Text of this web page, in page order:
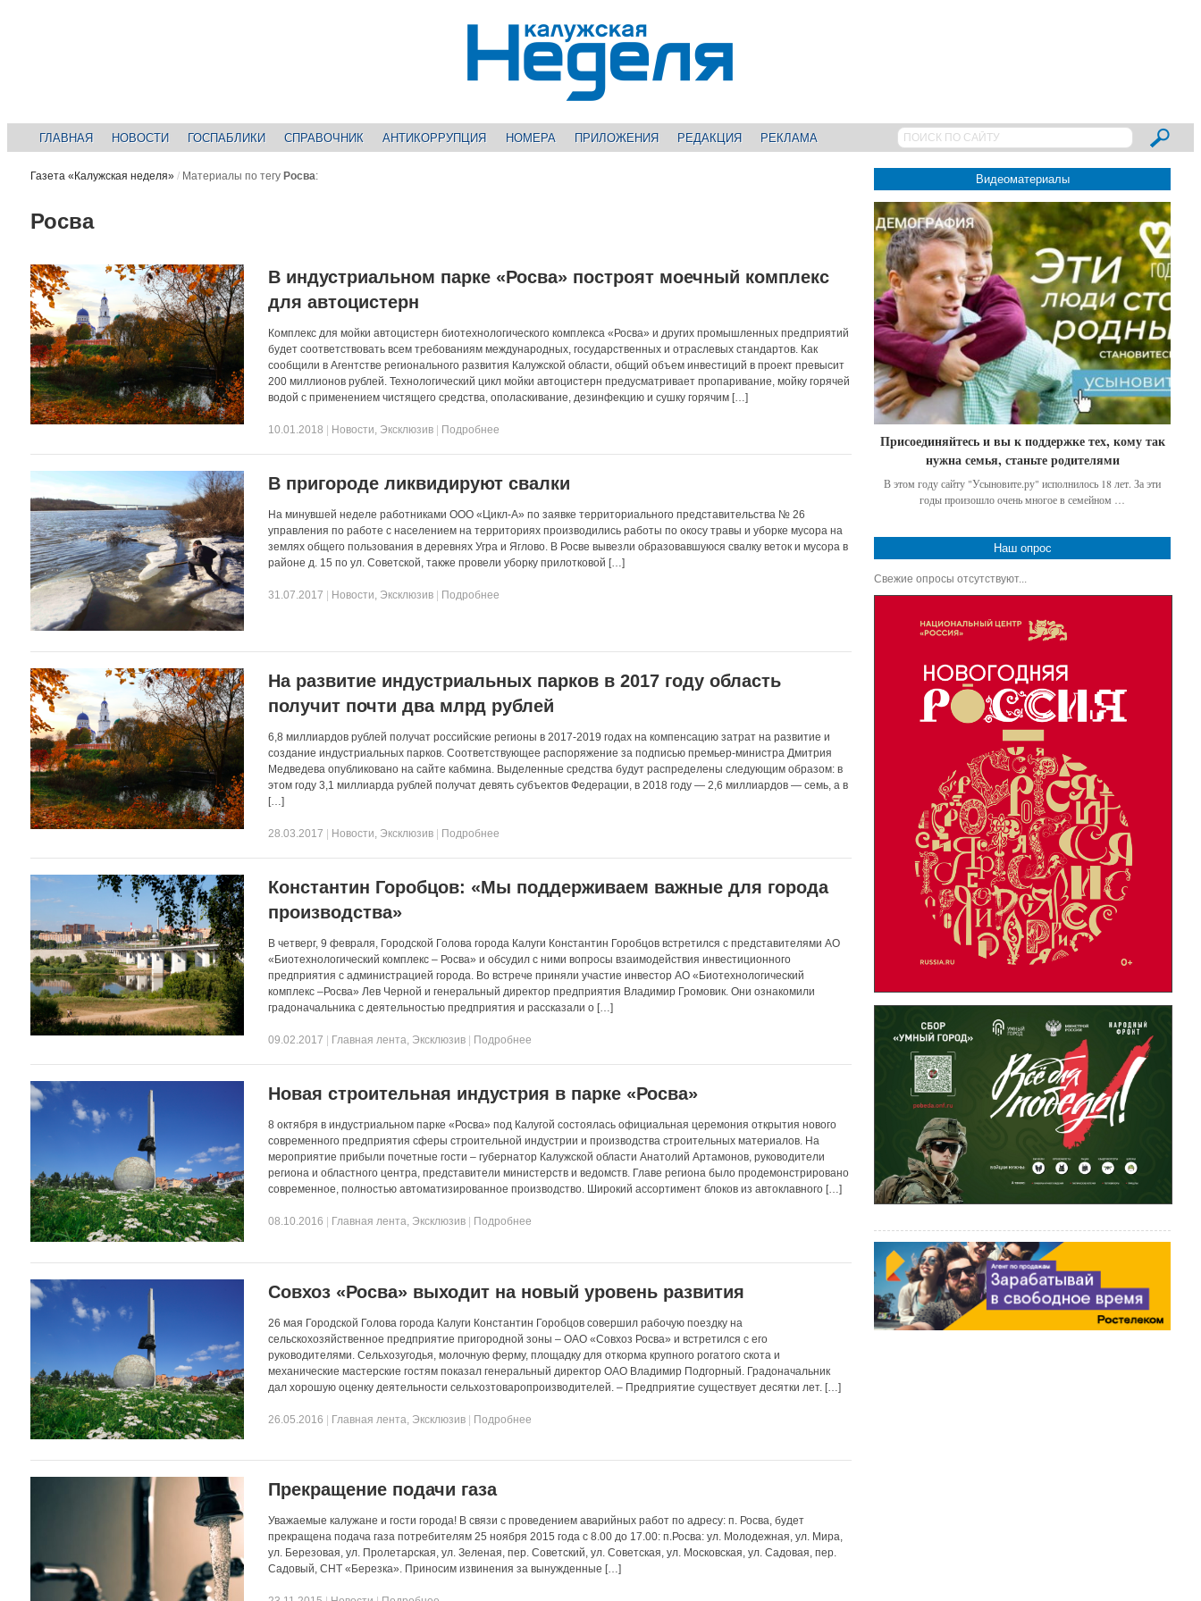
ГЛАВНАЯ НОВОСТИ ГОСПАБЛИКИ СПРАВОЧНИК АНТИКОРРУПЦИЯ НОМЕРА ПРИЛОЖЕНИЯ РЕДАКЦИЯ РЕКЛАМА
Газета «Калужская неделя» / Материалы по тегу Росва:
Росва
В индустриальном парке «Росва» построят моечный комплекс
для автоцистерн
Комплекс для мойки автоцистерн биотехнологического комплекса «Росва» и других промышленных предприятий
будет соответствовать всем требованиям международных, государственных и отраслевых стандартов. Как
сообщили в Агентстве регионального развития Калужской области, общий объем инвестиций в проект превысит
200 миллионов рублей. Технологический цикл мойки автоцистерн предусматривает пропаривание, мойку горячей
водой с применением чистящего средства, ополаскивание, дезинфекцию и сушку горячим […]
10.01.2018 Новости, Эксклюзив Подробнее
В пригороде ликвидируют свалки
На минувшей неделе работниками ООО «Цикл-А» по заявке территориального представительства № 26
управления по работе с населением на территориях производились работы по окосу травы и уборке мусора на
землях общего пользования в деревнях Угра и Яглово. В Росве вывезли образовавшуюся свалку веток и мусора в
районе д. 15 по ул. Советской, также провели уборку прилотковой […]
31.07.2017 Новости, Эксклюзив Подробнее
На развитие индустриальных парков в 2017 году область
получит почти два млрд рублей
6,8 миллиардов рублей получат российские регионы в 2017-2019 годах на компенсацию затрат на развитие и
создание индустриальных парков. Соответствующее распоряжение за подписью премьер-министра Дмитрия
Медведева опубликовано на сайте кабмина. Выделенные средства будут распределены следующим образом: в
этом году 3,1 миллиарда рублей получат девять субъектов Федерации, в 2018 году — 2,6 миллиардов — семь, а в
[…]
28.03.2017 Новости, Эксклюзив Подробнее
Константин Горобцов: «Мы поддерживаем важные для города
производства»
В четверг, 9 февраля, Городской Голова города Калуги Константин Горобцов встретился с представителями АО
«Биотехнологический комплекс – Росва» и обсудил с ними вопросы взаимодействия инвестиционного
предприятия с администрацией города. Во встрече приняли участие инвестор АО «Биотехнологический
комплекс –Росва» Лев Черной и генеральный директор предприятия Владимир Громовик. Они ознакомили
градоначальника с деятельностью предприятия и рассказали о […]
09.02.2017 Главная лента, Эксклюзив Подробнее
Новая строительная индустрия в парке «Росва»
8 октября в индустриальном парке «Росва» под Калугой состоялась официальная церемония открытия нового
современного предприятия сферы строительной индустрии и производства строительных материалов. На
мероприятие прибыли почетные гости – губернатор Калужской области Анатолий Артамонов, руководители
региона и областного центра, представители министерств и ведомств. Главе региона было продемонстрировано
современное, полностью автоматизированное производство. Широкий ассортимент блоков из автоклавного […]
08.10.2016 Главная лента, Эксклюзив Подробнее
Совхоз «Росва» выходит на новый уровень развития
26 мая Городской Голова города Калуги Константин Горобцов совершил рабочую поездку на
сельскохозяйственное предприятие пригородной зоны – ОАО «Совхоз Росва» и встретился с его
руководителями. Сельхозугодья, молочную ферму, площадку для откорма крупного рогатого скота и
механические мастерские гостям показал генеральный директор ОАО Владимир Подгорный. Градоначальник
дал хорошую оценку деятельности сельхозтоваропроизводителей. – Предприятие существует десятки лет. […]
26.05.2016 | Главная лента Эксклюзив | Подробнее
Прекращение подачи газа
Уважаемые калужане и гости города! В связи с проведением аварийных работ по адресу: п. Росва, будет
прекращена подача газа потребителям 25 ноября 2015 года с 8.00 до 17.00: п.Росва: ул. Молодежная, ул. Мира,
ул. Березовая, ул. Пролетарская, ул. Зеленая, пер. Советский, ул. Советская, ул. Московская, ул. Садовая, пер.
Садовый, СНТ «Березка». Приносим извинения за вынужденные […]
Видеоматериалы
Присоединяйтесь и вы к поддержке тех, кому так
нужна семья, станьте родителями
В этом году сайту "Усыновите.ру" исполнилось 18 лет. За эти
годы произошло очень многое в семейном …
Наш опрос
Свежие опросы отсутствуют...